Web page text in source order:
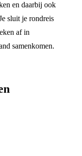
en daarbij ook
sluit je rondreis
af in
samenkomen.